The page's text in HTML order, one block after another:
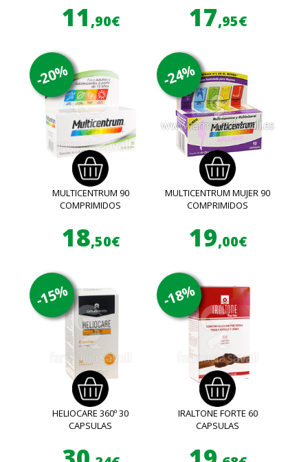
11 ,90€ 17,95€
-20%
MULTICENTRUM 90
COMPRIMIDOS
18,50€
-24%
MULTICENTRUM MUJER 90
COMPRIMIDOS
19,00€
-15%
HELIOCARE 360º 30
CAPSULAS
-18%
IRALTONE FORTE 60
CAPSULAS